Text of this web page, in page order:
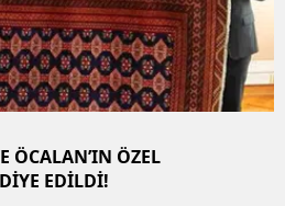
ÖCALAN’IN ÖZEL
EDİLDİ!